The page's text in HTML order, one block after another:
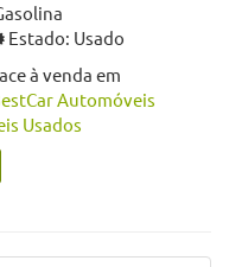
Estado: Usado
à venda em
Automóveis
Usados